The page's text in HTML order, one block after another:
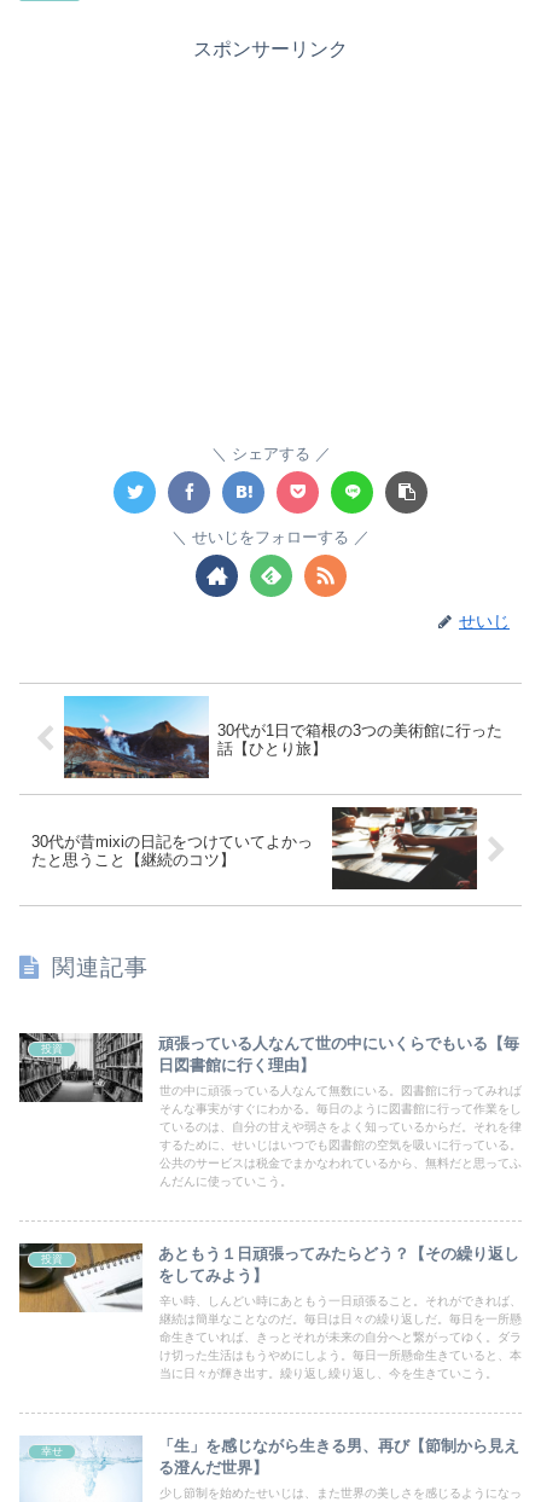
スポンサーリンク
シェアする
せいじをフォローする
せいじ
30代が1日で箱根の3つの美術館に行った
話【ひとり旅】
30代が昔mixiの日記をつけていてよかっ
たと思うこと【継続のコツ】
関連記事
投資
頑張っている人なんて世の中にいくらでもいる【毎
日図書館に行く理由】
世の中に頑張っている人なんて無数にいる。図書館に行ってみれば
そんな事実がすぐにわかる。毎日のように図書館に行って作業をし
ているのは、自分の甘えや弱さをよく知っているからだ。それを律
するために、せいじはいつでも図書館の空気を吸いに行っている。
公共のサービスは税金でまかなわれているから、無料だと思ってふ
んだんに使っていこう。
投資
あともう１日頑張ってみたらどう？【その繰り返し
をしてみよう】
辛い時、しんどい時にあともう一日頑張ること。それができれば、
継続は簡単なことなのだ。毎日は日々の繰り返しだ。毎日を一所懸
命生きていれば、きっとそれが未来の自分へと繋がってゆく。ダラ
け切った生活はもうやめにしよう。毎日一所懸命生きていると、本
当に日々が輝き出す。繰り返し繰り返し、今を生きていこう。
幸せ
「生」を感じながら生きる男、再び【節制から見え
る澄んだ世界】
少し節制を始めたせいじは、また世界の美しさを感じるようになっ